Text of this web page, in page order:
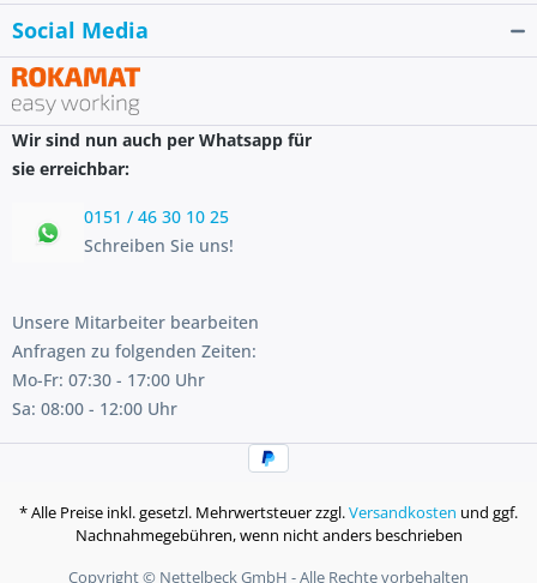
Social Media
Wir sind nun auch per Whatsapp für
sie erreichbar:
0151 / 46 30 10 25
Schreiben Sie uns!
Unsere Mitarbeiter bearbeiten
Anfragen zu folgenden Zeiten:
Mo-Fr: 07:30 - 17:00 Uhr
Sa: 08:00 - 12:00 Uhr
* Alle Preise inkl. gesetzl. Mehrwertsteuer zzgl.Versandkosten und ggf.
Nachnahmegebühren, wenn nicht anders beschrieben
Copyright © Nettelbeck GmbH - Alle Rechte vorbehalten